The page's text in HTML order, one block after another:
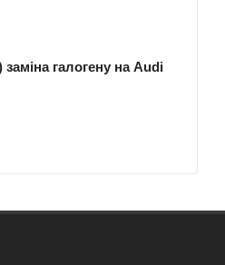
галогену на Audi